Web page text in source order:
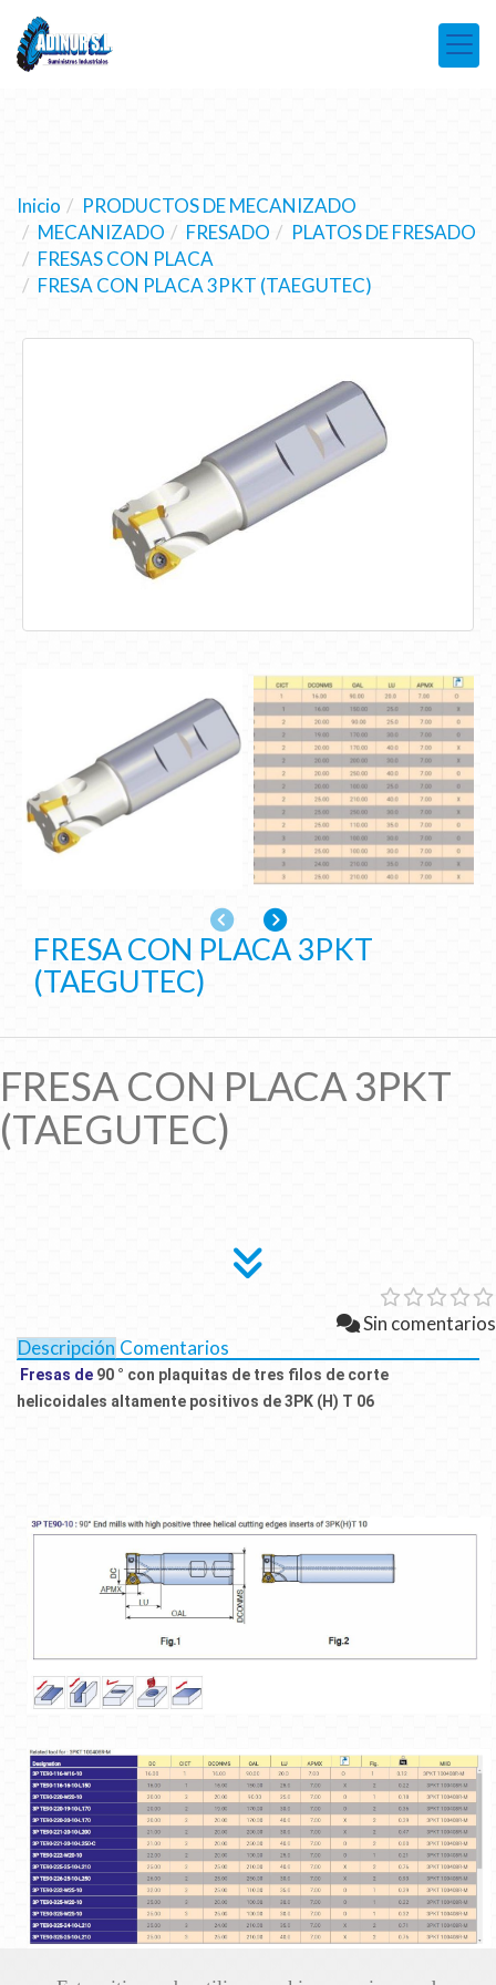
Inicio
PRODUCTOS DE MECANIZADO
MECANIZADO
FRESADO
PLATOS DE FRESADO
FRESAS CON PLACA
FRESA CON PLACA 3PKT (TAEGUTEC)
AnteriorSiguiente
FRESA CON PLACA 3PKT
(TAEGUTEC)
FRESA CON PLACA 3PKT
(TAEGUTEC)
Sin comentarios
Descripción Comentarios
Fresas de 90 ° con plaquitas de tres filos de corte
helicoidales altamente positivos de 3PK (H) T 06